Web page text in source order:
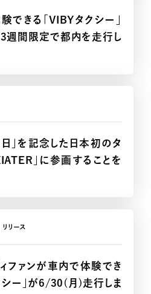
きる「VIBYタクシー」
3週間限定で都内を走行し
」を記念した日本初のタ
」に参画することを
リリース
ファンが車内で体験でき
ー」が6/30(月)走行しま